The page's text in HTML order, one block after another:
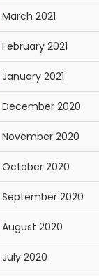
March 2021
February 2021
January 2021
December 2020
November 2020
October 2020
September 2020
August 2020
July 2020